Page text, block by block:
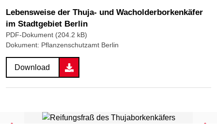
Lebensweise der Thuja- und Wacholderborkenkäfer
im Stadtgebiet Berlin
PDF-Dokument (204.2 kB)
Dokument: Pflanzenschutzamt Berlin
Download